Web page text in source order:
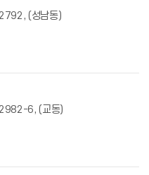
(성남동)
2982-6, (교동)